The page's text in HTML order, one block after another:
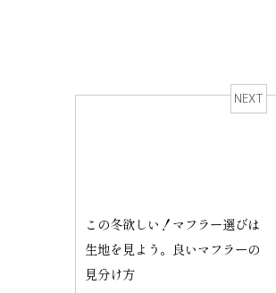
NEXT
この冬欲しい！マフラー選びは
生地を見よう。良いマフラーの
見分け方